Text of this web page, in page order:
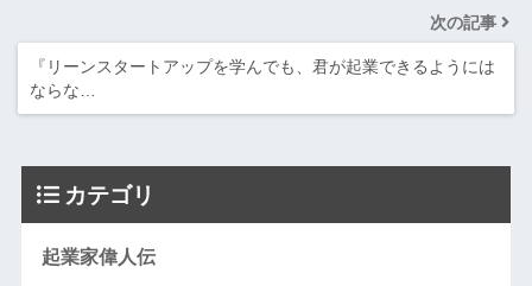
次の記事
『リーンスタートアップを学んでも、君が起業できるようには
ならな…
カテゴリ
起業家偉人伝